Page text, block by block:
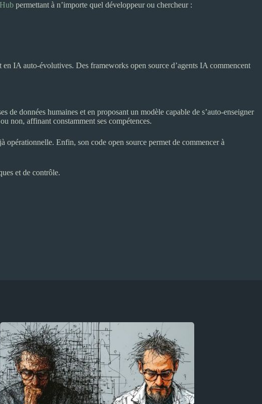
permettant à n’importe quel développeur ou chercheur :
IA auto-évolutives. Des frameworks open source d’agents IA commencent
données humaines et en proposant un modèle capable de s’auto-enseigner
non, affinant constamment ses compétences.
opérationnelle. Enfin, son code open source permet de commencer à
et de contrôle.